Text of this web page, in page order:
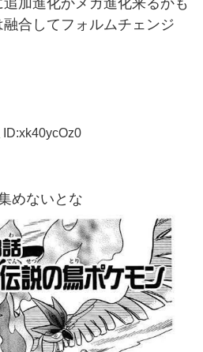
加進化かメガ進化来るかも
合してフォルムチェンジ
ID:xk40ycOz0
めないとな